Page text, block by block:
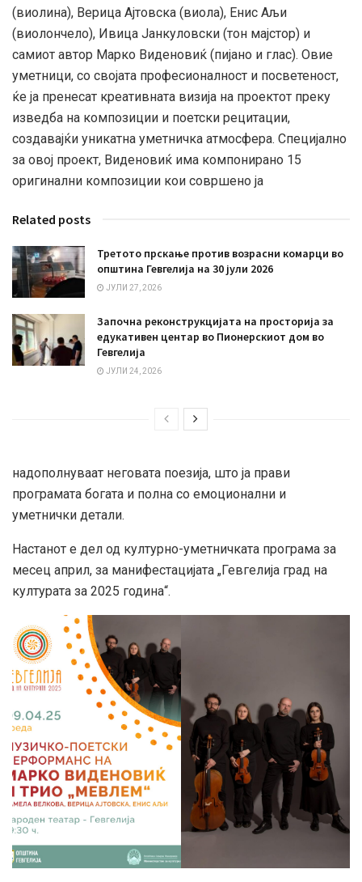
(виолина), Верица Ајтовска (виола), Енис Аљи
(виолончело), Ивица Јанкуловски (тон мајстор) и
самиот автор Марко Виденовиќ (пијано и глас). Овие
уметници, со својата професионалност и посветеност,
ќе ја пренесат креативната визија на проектот преку
изведба на композиции и поетски рецитации,
создавајќи уникатна уметничка атмосфера. Специјално
за овој проект, Виденовиќ има компонирано 15
оригинални композиции кои совршено ја
Related posts
Третото прскање против возрасни комарци во
општина Гевгелија на 30 јули 2026
ЈУЛИ 27, 2026
Започна реконструкцијата на просторија за
едукативен центар во Пионерскиот дом во
Гевгелија
ЈУЛИ 24, 2026
надополнуваат неговата поезија, што ја прави
програмата богата и полна со емоционални и
уметнички детали.
Настанот е дел од културно-уметничката програма за
месец април, за манифестацијата „Гевгелија град на
културата за 2025 година“.